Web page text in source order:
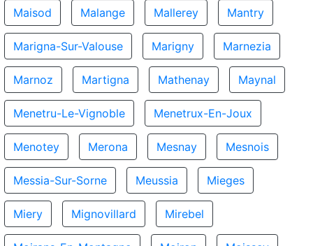
Maisod Malange Mallerey Mantry
Marigna-Sur-Valouse Marigny Marnezia
Marnoz Martigna Mathenay Maynal
Menetru-Le-Vignoble Menetrux-En-Joux
Menotey Merona Mesnay Mesnois
Messia-Sur-Sorne Meussia Mieges
Miery Mignovillard Mirebel